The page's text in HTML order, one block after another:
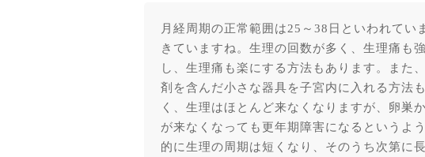
月経周期の正常範囲は25～38日といわれて
きていますね。生理の回数が多く、生理痛も
し、生理痛も楽にする方法もあります。また
剤を含んだ小さな器具を子宮内に入れる方法
く、生理はほとんど来なくなりますが、卵巣
が来なくなっても更年期障害になるというよ
的に生理の周期は短くなり、そのうち次第に